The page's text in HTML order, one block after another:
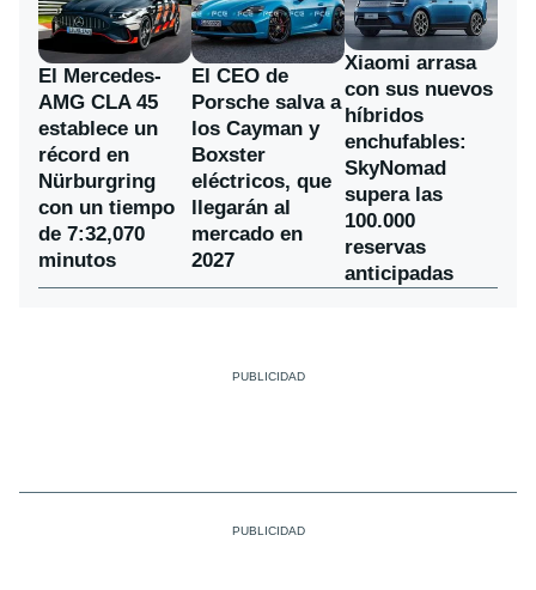
El Mercedes-
AMG CLA 45
establece un
récord en
Nürburgring
con un tiempo
de 7:32,070
minutos
El CEO de
Porsche salva a
los Cayman y
Boxster
eléctricos, que
llegarán al
mercado en
2027
Xiaomi arrasa
con sus nuevos
híbridos
enchufables:
SkyNomad
supera las
100.000
reservas
anticipadas